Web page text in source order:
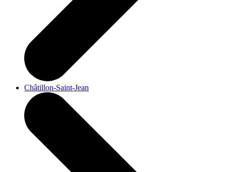
Châtillon-Saint-Jean